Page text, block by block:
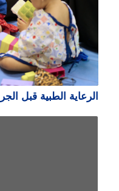
الرعاية الطبية قبل